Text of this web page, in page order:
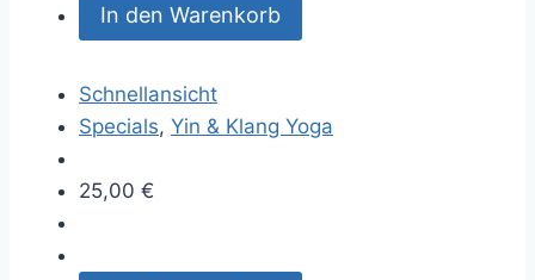
In den Warenkorb
Schnellansicht
Specials, Yin & Klang Yoga
25,00 €